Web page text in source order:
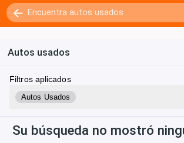
Autos usados
Filtros aplicados
Autos Usados
Su búsqueda no mostró